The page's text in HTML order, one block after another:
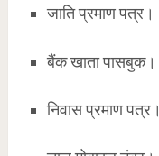
जाति प्रमाण पत्र।
बैंक खाता पासबुक।
निवास प्रमाण पत्र।